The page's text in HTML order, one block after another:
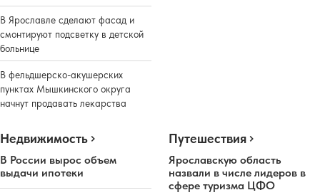
В Ярославле сделают фасад и
смонтируют подсветку в детской
больнице
В фельдшерско-акушерских
пунктах Мышкинского округа
начнут продавать лекарства
Недвижимость
В России вырос объем
выдачи ипотеки
Путешествия
Ярославскую область
назвали в числе лидеров в
сфере туризма ЦФО